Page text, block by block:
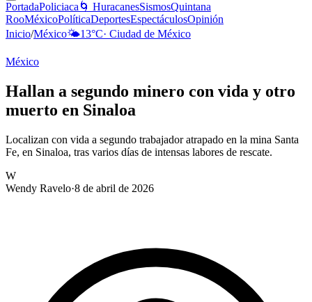
PortadaPoliciaca 🌀 HuracanesSismosQuintana
RooMéxicoPolíticaDeportesEspectáculosOpinión
Inicio/México🌤️13°C· Ciudad de México
México
Hallan a segundo minero con vida y otro
muerto en Sinaloa
Localizan con vida a segundo trabajador atrapado en la mina Santa
Fe, en Sinaloa, tras varios días de intensas labores de rescate.
W
Wendy Ravelo·8 de abril de 2026